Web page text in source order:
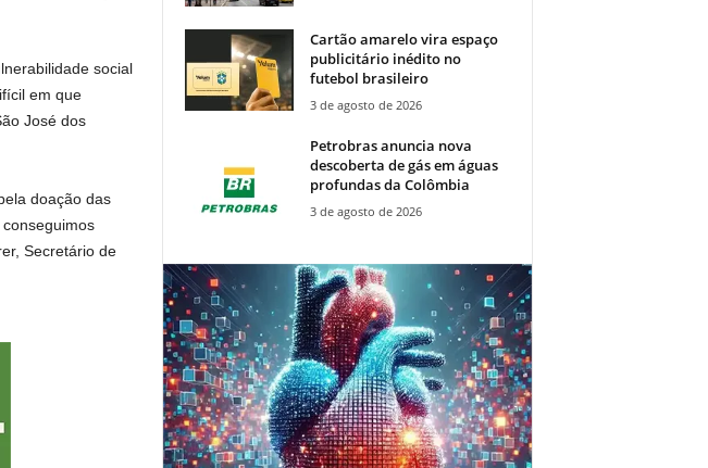
social
em que
José dos
doação das
Secretário de
Cartão amarelo vira espaço
publicitário inédito no
futebol brasileiro
3 de agosto de 2026
Petrobras anuncia nova
descoberta de gás em águas
profundas da Colômbia
3 de agosto de 2026